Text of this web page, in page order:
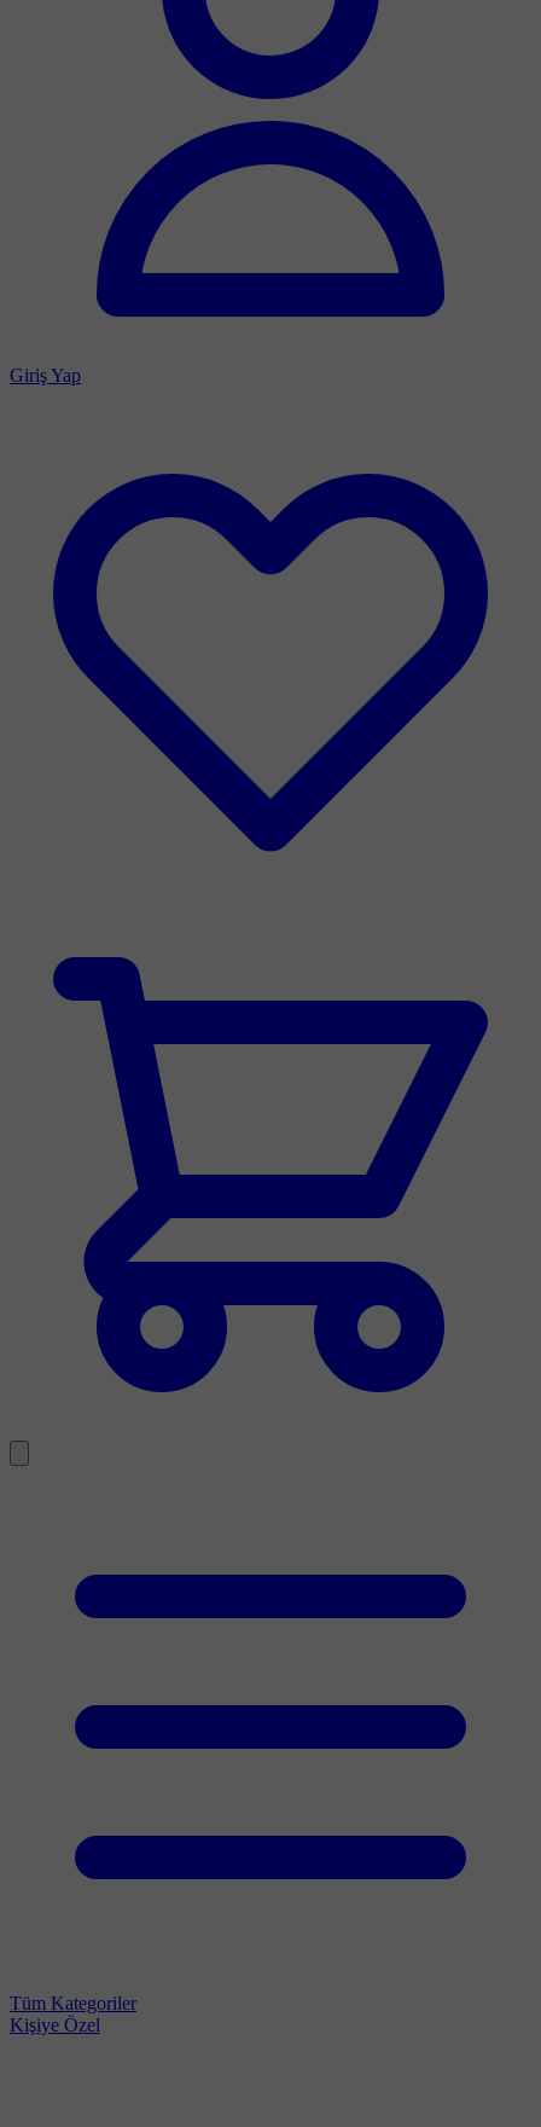
Giriş Yap
Tüm Kategoriler
Kişiye Özel